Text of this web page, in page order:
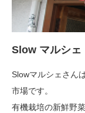
Slow マルシェ
Slowマルシェさん
市場です。
有機栽培の新鮮野